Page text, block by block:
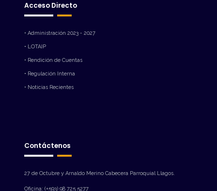
Acceso Directo
• Administración 2023 - 2027
• LOTAIP
• Rendición de Cuentas
• Regulación Interna
• Noticias Recientes
Contáctenos
27 de Octubre y Arnaldo Merino Cabecera Parroquial Llagos.
Oficina: (+593) 98 725 5277